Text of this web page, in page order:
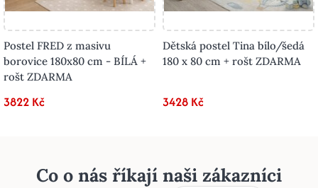
Postel FRED z masivu
borovice 180x80 cm - BÍLÁ +
rošt ZDARMA
3822 Kč
Dětská postel Tina bílo/šedá
180 x 80 cm + rošt ZDARMA
3428 Kč
Co o nás říkají naši zákazníci